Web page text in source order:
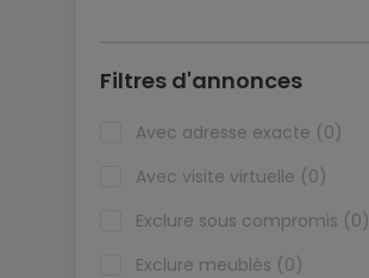
Ascenseur (0)
Animaux acceptés (0)
Biens de vacances (0)
Filtres d'annonces
Avec adresse exacte (0)
Avec visite virtuelle (0)
Exclure sous compromis (0)
Exclure meublés (0)